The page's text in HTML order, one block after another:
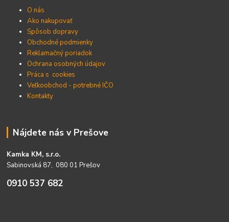
O nás
Ako nakupovať
Spôsob dopravy
Obchodné podmienky
Reklamačný poriadok
Ochrana osobných údajov
Práca s cookies
Veľkoobchod - potrebné IČO
Kontakty
Nájdete nás v Prešove
Kamka KM, s.r.o.
Sabinovská 87, 080 01 Prešov
0910 537 682